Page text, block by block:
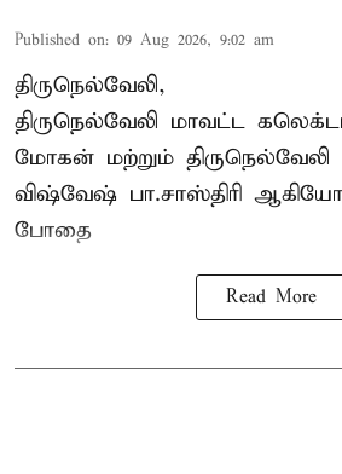
Published on: 09 Aug 2026, 9:02 am
திருநெல்வேலி,
திருநெல்வேலி மாவட்ட
மோகன் மற்றும் திருநெல்வேலி
விஷ்வேஷ் பா.சாஸ்திரி
போதை
Read More